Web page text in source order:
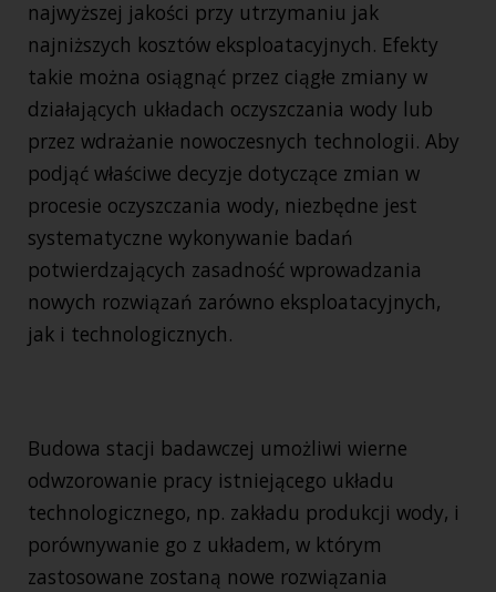
najwyższej jakości przy utrzymaniu jak
najniższych kosztów eksploatacyjnych. Efekty
takie można osiągnąć przez ciągłe zmiany w
działających układach oczyszczania wody lub
przez wdrażanie nowoczesnych technologii. Aby
podjąć właściwe decyzje dotyczące zmian w
procesie oczyszczania wody, niezbędne jest
systematyczne wykonywanie badań
potwierdzających zasadność wprowadzania
nowych rozwiązań zarówno eksploatacyjnych,
jak i technologicznych.
Budowa stacji badawczej umożliwi wierne
odwzorowanie pracy istniejącego układu
technologicznego, np. zakładu produkcji wody, i
porównywanie go z układem, w którym
zastosowane zostaną nowe rozwiązania